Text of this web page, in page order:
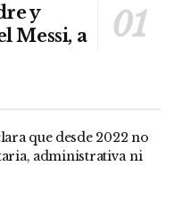
y
Messi, a
que desde 2022 no
administrativa ni